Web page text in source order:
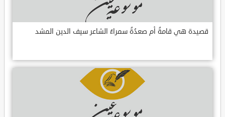
قصيدة هي قامةُ أم صعدُةُ سمراءُ الشاعر سيف الدين المشد